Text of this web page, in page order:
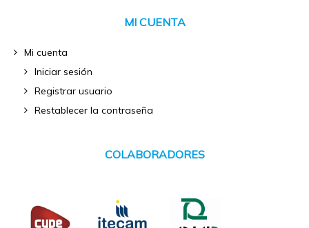
MI CUENTA
Mi cuenta
Iniciar sesión
Registrar usuario
Restablecer la contraseña
COLABORADORES